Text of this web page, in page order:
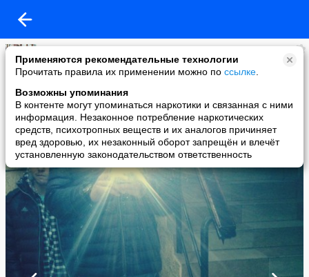
Применяются рекомендательные технологии
Прочитать правила их применении можно по ссылке
Возможны упоминания
В контенте могут упоминаться наркотики и связанная с ними
информация. Незаконное потребление наркотических
средств, психотропных веществ и их аналогов причиняет
вред здоровью, их незаконный оборот запрещён и влечёт
установленную законодательством ответственность
Акмаль)))
added a photo
19 Feb в 16:03